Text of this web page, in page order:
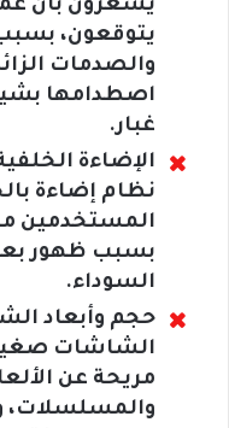
يشعرون بأن
يتوقعون،
والصدمات
اصطدامها
غبار.
الإضاءة
نظام إضاءة
المستخدمين
بسبب ظهور
السوداء.
حجم وأبعاد
الشاشات
مريحة عن
والمسلسلات،